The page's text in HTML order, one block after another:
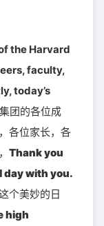
the Harvard
faculty,
today’s
团的各位成
各位家长，各
Thank you
with you.
个美妙的日
high